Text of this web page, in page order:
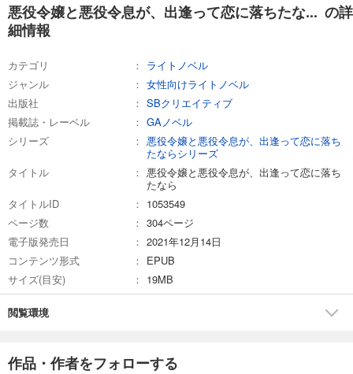
悪役令嬢と悪役令息が、出逢って恋に落ちたな... の詳
細情報
カテゴリ
ライトノベル
ジャンル
女性向けライトノベル
出版社
SBクリエイティブ
掲載誌・レーベル
GAノベル
シリーズ
悪役令嬢と悪役令息が、出逢って恋に落ち
たならシリーズ
タイトル
悪役令嬢と悪役令息が、出逢って恋に落ち
たなら
タイトルID
1053549
ページ数
304ページ
電子版発売日
2021年12月14日
コンテンツ形式
EPUB
サイズ(目安)
19MB
閲覧環境
作品・作者をフォローする